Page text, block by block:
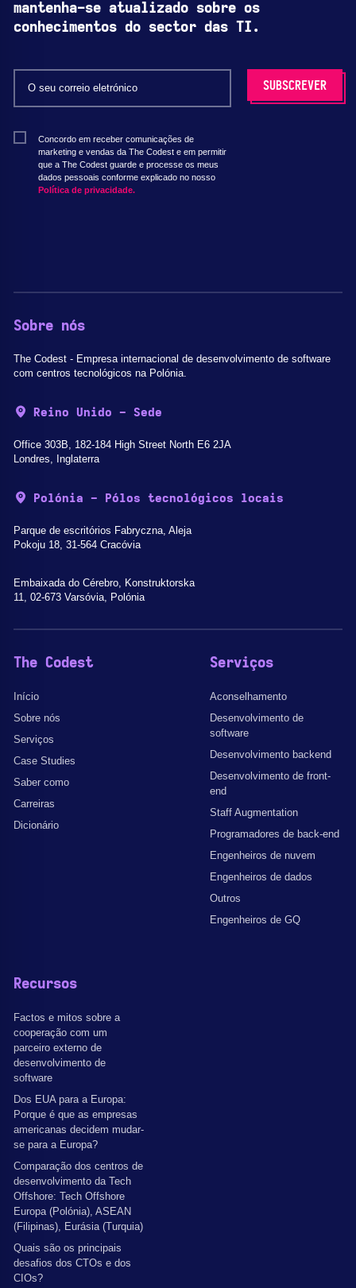
mantenha-se atualizado sobre os
conhecimentos do sector das TI.
Concordo em receber comunicações de
marketing e vendas da The Codest e em permitir
que a The Codest guarde e processe os meus
dados pessoais conforme explicado no nosso
Política de privacidade.
Sobre nós
The Codest - Empresa internacional de desenvolvimento de software
com centros tecnológicos na Polónia.
Reino Unido - Sede
Office 303B, 182-184 High Street North E6 2JA
Londres, Inglaterra
Polónia - Pólos tecnológicos locais
Parque de escritórios Fabryczna, Aleja
Pokoju 18, 31-564 Cracóvia
Embaixada do Cérebro, Konstruktorska
11, 02-673 Varsóvia, Polónia
The Codest
Início
Sobre nós
Serviços
Case Studies
Saber como
Carreiras
Dicionário
Serviços
Aconselhamento
Desenvolvimento de
software
Desenvolvimento backend
Desenvolvimento de front-
end
Staff Augmentation
Programadores de back-end
Engenheiros de nuvem
Engenheiros de dados
Outros
Engenheiros de GQ
Recursos
Factos e mitos sobre a
cooperação com um
parceiro externo de
desenvolvimento de
software
Dos EUA para a Europa:
Porque é que as empresas
americanas decidem mudar-
se para a Europa?
Comparação dos centros de
desenvolvimento da Tech
Offshore: Tech Offshore
Europa (Polónia), ASEAN
(Filipinas), Eurásia (Turquia)
Quais são os principais
desafios dos CTOs e dos
CIOs?